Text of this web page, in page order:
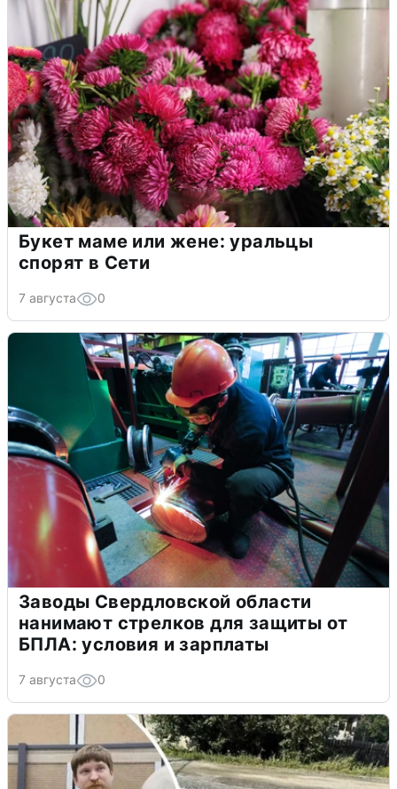
Букет маме или жене: уральцы
спорят в Сети
7 августа 0
Заводы Свердловской области
нанимают стрелков для защиты от
БПЛА: условия и зарплаты
7 августа 0